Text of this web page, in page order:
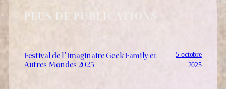
+ PLUS DE PUBLICATIONS
Festival de l’Imaginaire Geek Family et
Autres Mondes 2025
5 octobre
2025